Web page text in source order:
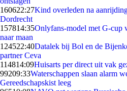
160622:27Kind overleden na
Dordrecht
157814:35Onlyfans-model met G-cup
naar maan
124522:40Datalek bij Bol en de
partner Ceva
114814:09Huisarts per direct uit vak
99209:33Waterschappen slaan alarm
Gereedschapskist leeg